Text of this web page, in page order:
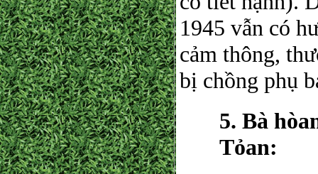
1945 vẫn có
cảm thông,
bị chồng phụ
5. Bà
Tỏan: